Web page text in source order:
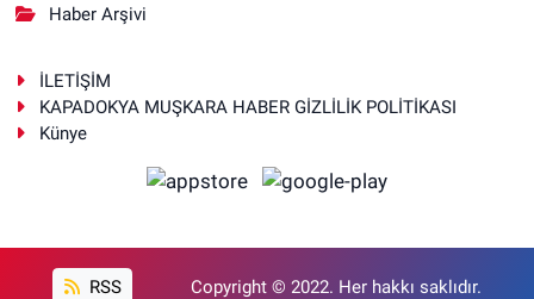
Haber Arşivi
İLETİŞİM
KAPADOKYA MUŞKARA HABER GİZLİLİK POLİTİKASI
Künye
RSS Copyright © 2022. Her hakkı saklıdır.